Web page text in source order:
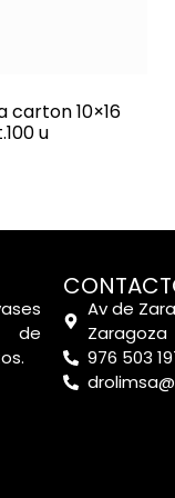
carton 10×16
u
de
Av de
Zaragoza
976 503